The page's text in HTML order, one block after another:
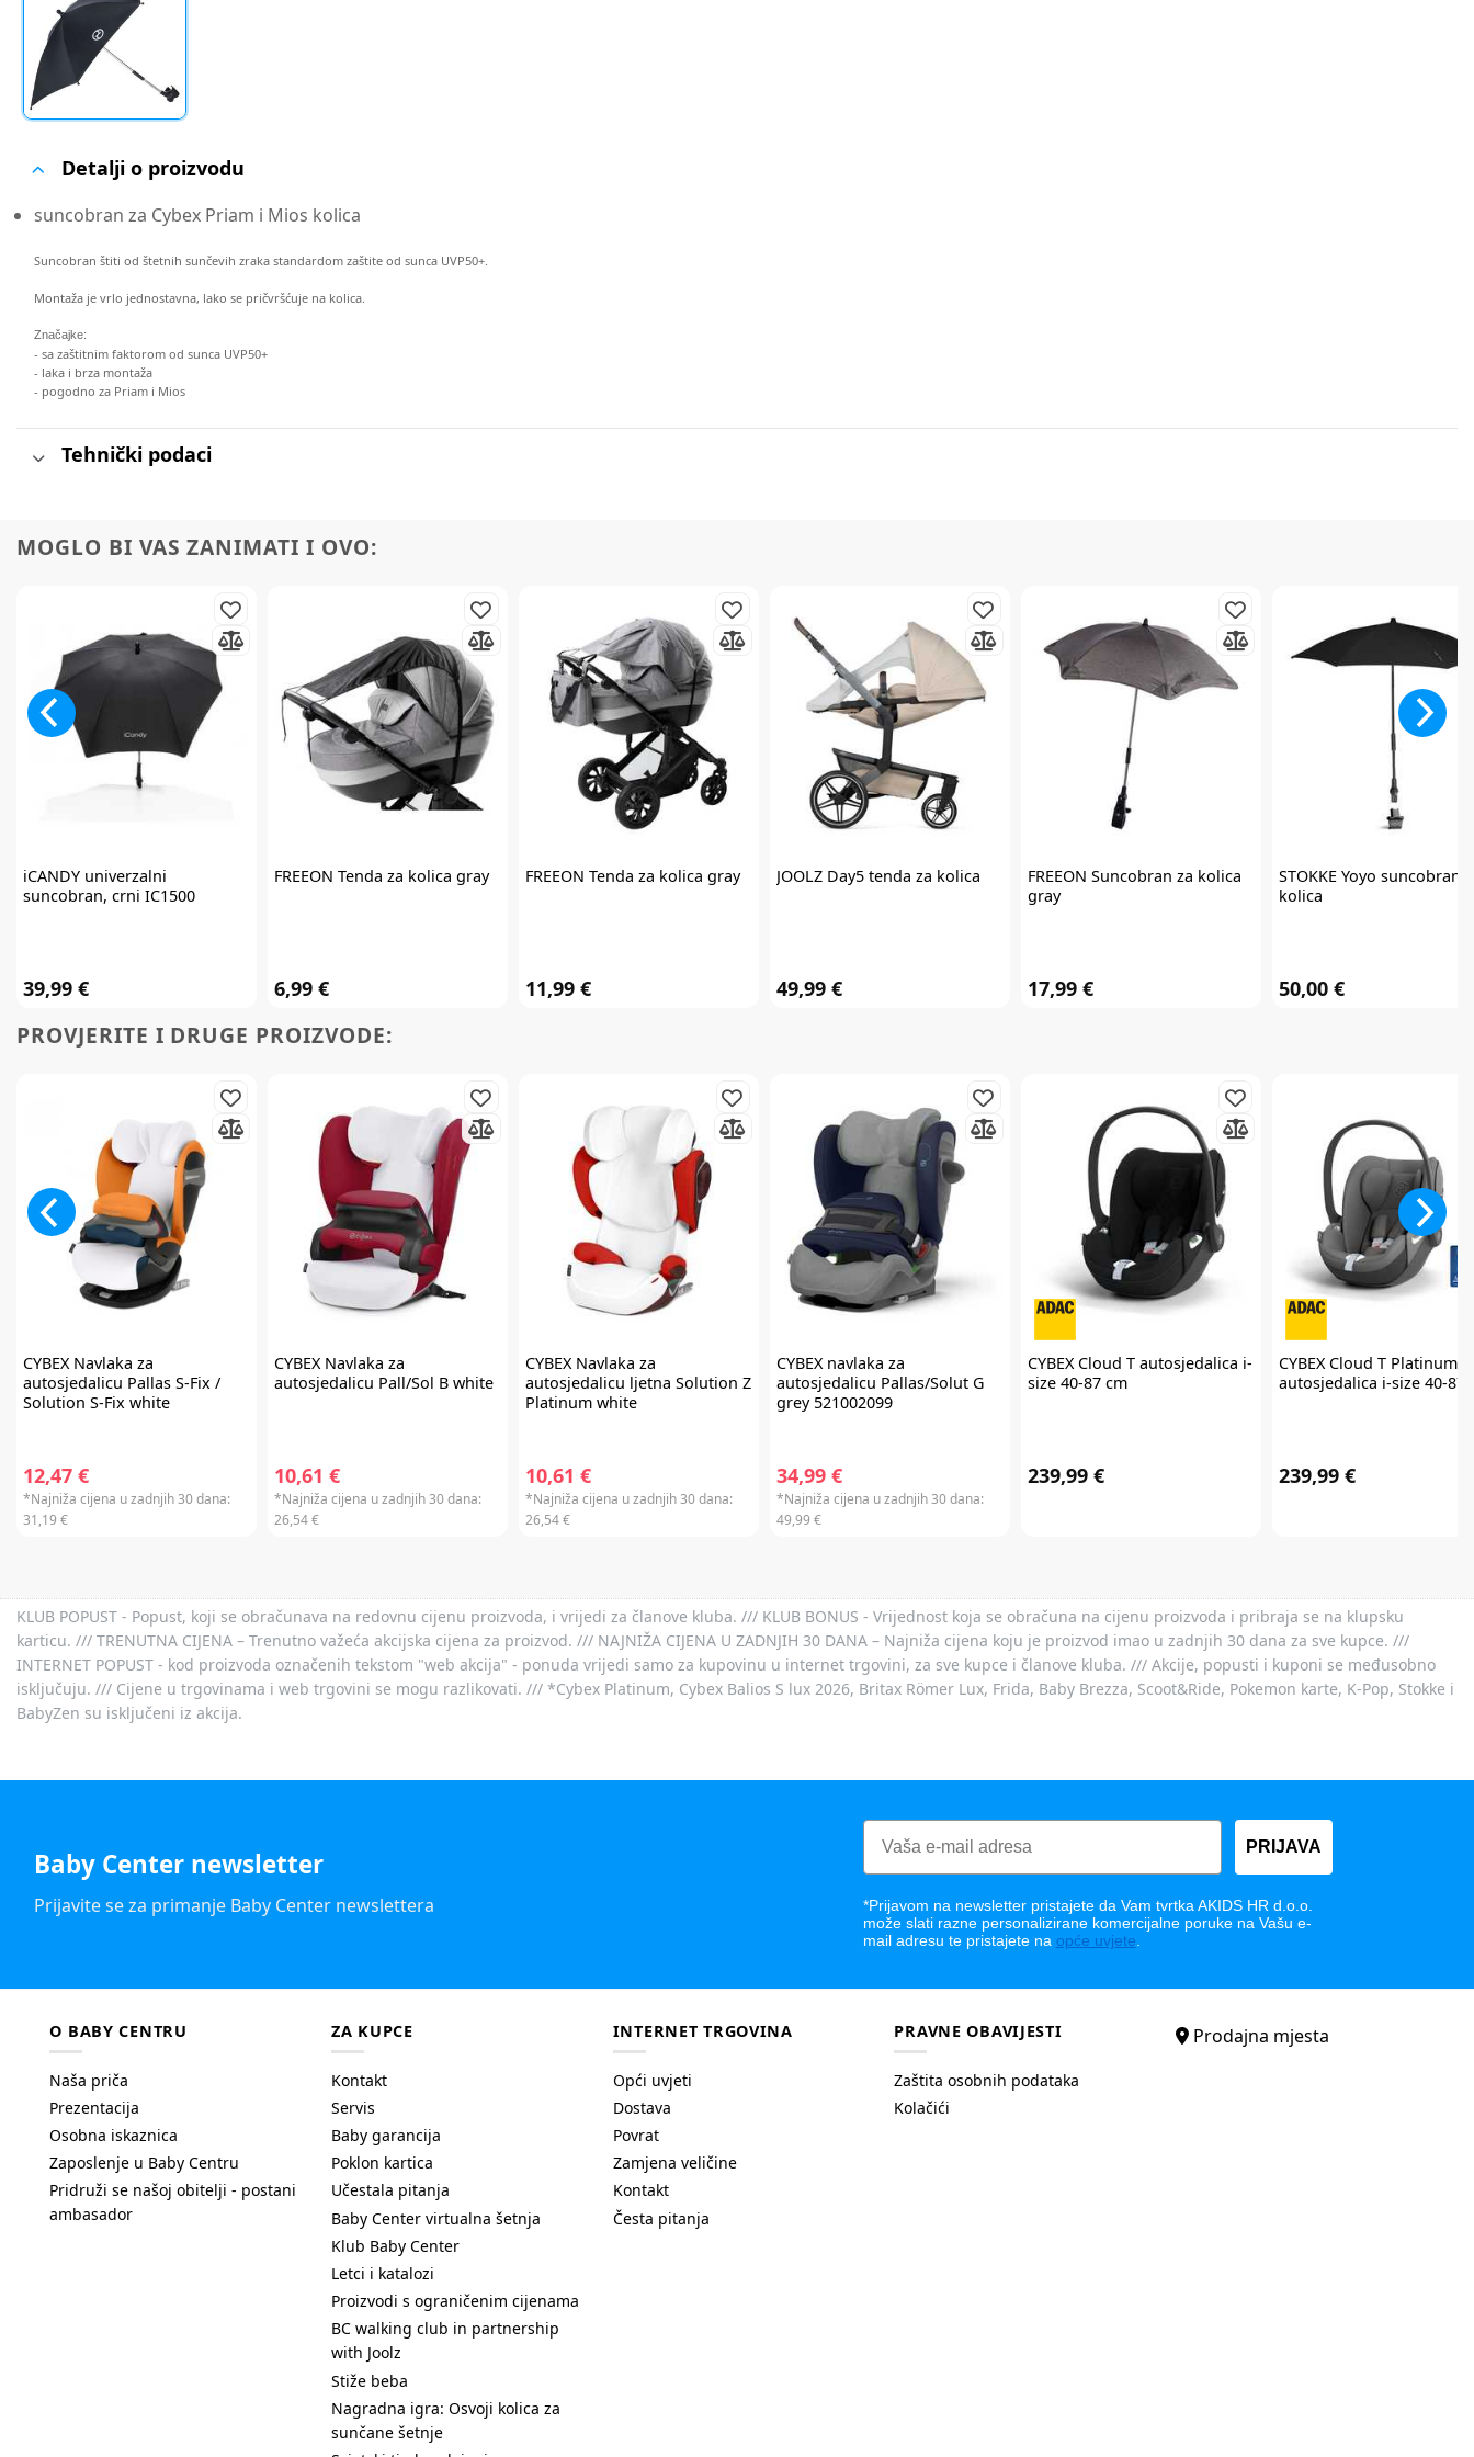
Detalji o proizvodu
suncobran za Cybex Priam i Mios kolica
Suncobran štiti od štetnih sunčevih zraka standardom zaštite od sunca UVP50+.
Montaža je vrlo jednostavna, lako se pričvršćuje na kolica.
Značajke:
- sa zaštitnim faktorom od sunca UVP50+
- laka i brza montaža
- pogodno za Priam i Mios
Tehnički podaci
MOGLO BI VAS ZANIMATI I OVO:
iCANDYuniverzalni
suncobran, crni IC1500
39,99 €
FREEON Tenda za kolica gray
6,99 €
FREEON Tenda za kolica gray
11,99 €
JOOLZDay5 tenda za kolica
49,99 €
FREEON Suncobran za kolica
gray
17,99 €
STOKKE Yoyo suncobran
kolica
50,00 €
PROVJERITE I DRUGE PROIZVODE:
CYBEXNavlaka za
autosjedalicu Pallas S-Fix /
Solution S-Fix white
12,47 €
*Najniža cijena u zadnjih 30 dana:
31,19 €
CYBEXNavlaka za
autosjedalicu Pall/Sol B white
10,61 €
*Najniža cijena u zadnjih 30 dana:
26,54 €
CYBEXNavlaka za
autosjedalicu ljetna Solution Z
Platinum white
10,61 €
*Najniža cijena u zadnjih 30 dana:
26,54 €
CYBEXnavlaka za
autosjedalicu Pallas/Solut G
grey 521002099
34,99 €
*Najniža cijena u zadnjih 30 dana:
49,99 €
CYBEXCloud T autosjedalica i-
size 40-87 cm
239,99 €
CYBEXCloud T Platinum
autosjedalica i-size 40-87
239,99 €
KLUB POPUST - Popust, koji se obračunava na redovnu cijenu proizvoda, i vrijedi za članove kluba. /// KLUB BONUS - Vrijednost koja se obračuna na cijenu proizvoda i pribraja se na klupsku
karticu. /// TRENUTNA CIJENA – Trenutno važeća akcijska cijena za proizvod. /// NAJNIŽA CIJENA U ZADNJIH 30 DANA – Najniža cijena koju je proizvod imao u zadnjih 30 dana za sve kupce. ///
INTERNET POPUST - kod proizvoda označenih tekstom "web akcija" - ponuda vrijedi samo za kupovinu u internet trgovini, za sve kupce i članove kluba. /// Akcije, popusti i kuponi se međusobno
isključuju. /// Cijene u trgovinama i web trgovini se mogu razlikovati. /// *Cybex Platinum, Cybex Balios S lux 2026, Britax Römer Lux, Frida, Baby Brezza, Scoot&Ride, Pokemon karte, K-Pop, Stokke i
BabyZen su isključeni iz akcija.
Baby Center newsletter
Prijavite se za primanje Baby Center newslettera
PRIJAVA
*Prijavom na newsletter pristajete da Vam tvrtka AKIDS HR d.o.o.
može slati razne personalizirane komercijalne poruke na Vašu e-
mail adresu te pristajete na opće uvjete.
O BABY CENTRU
Naša priča
Prezentacija
Osobna iskaznica
Zaposlenje u Baby Centru
Pridruži se našoj obitelji - postani
ambasador
ZA KUPCE
Kontakt
Servis
Baby garancija
Poklon kartica
Učestala pitanja
Baby Center virtualna šetnja
Klub Baby Center
Letci i katalozi
Proizvodi s ograničenim cijenama
BC walking club in partnership
with Joolz
Stiže beba
Nagradna igra: Osvoji kolica za
sunčane šetnje
INTERNET TRGOVINA
Opći uvjeti
Dostava
Povrat
Zamjena veličine
Kontakt
Česta pitanja
PRAVNE OBAVIJESTI
Zaštita osobnih podataka
Kolačići
Prodajna mjesta
Prijavite se na
newsletter
i iskoristite
7% popusta
*Prijavom na newsletter pristajete da vam tvrtka AKIDS HR d.o.o. može
slati razne personalizirane komercijalne poruke na vašu e-mail adresu te
Baby Brezza i Scoot & Ride te kod kupnje darovnih kartica i plaćanja
usluga. Promo kod za popust nije moguće kombinirati s aktualnim
akcijama i klupskim pogodnostima. Popusti se ne zbrajaju.
Promo kod za